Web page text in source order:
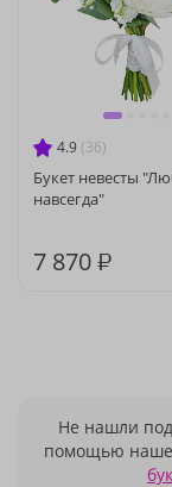
4.9 (36)
Букет невесты
навсегда"
7 870 ₽
Не нашли
помощью